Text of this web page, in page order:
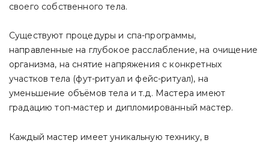
своего собственного тела.
Существуют процедуры и спа-программы,
направленные на глубокое расслабление, на очищение
организма, на снятие напряжения с конкретных
участков тела (фут-ритуал и фейс-ритуал), на
уменьшение объёмов тела и т.д. Мастера имеют
градацию топ-мастер и дипломированный мастер.
Каждый мастер имеет уникальную технику, в